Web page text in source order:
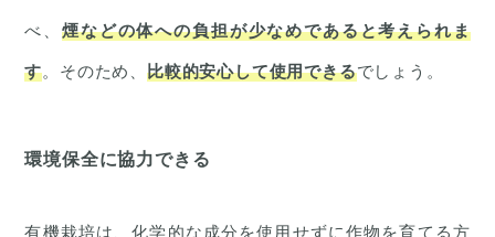
べ、煙などの体への負担が少なめであると考えられま
す。そのため、比較的安心して使用できるでしょう。
環境保全に協力できる
有機栽培は、化学的な成分を使用せずに作物を育てる方